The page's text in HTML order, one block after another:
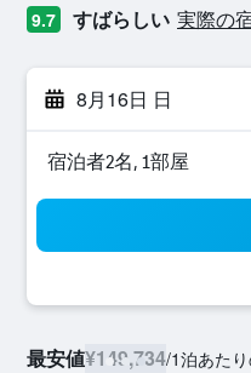
9.7 すばらしい 実際の
8月16日 日
宿泊者2名, 1​部屋
最安値¥149,734/1泊あた